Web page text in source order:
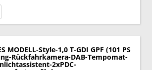
Fahrzeugexposé drucken
MODELL-Style-1,0 T-GDI GPF (101 PS
Rückfahrkamera-DAB-Tempomat-
2xPDC-